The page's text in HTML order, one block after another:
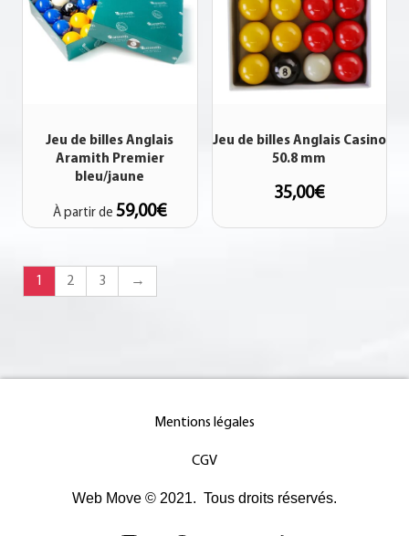
Jeu de billes Anglais
Aramith Premier
bleu/jaune
À partir de59,00€
Jeu de billes Anglais Casino
50.8 mm
35,00€
1 2 3 →
Mentions légales
CGV
Web Move © 2021. Tous droits réservés.